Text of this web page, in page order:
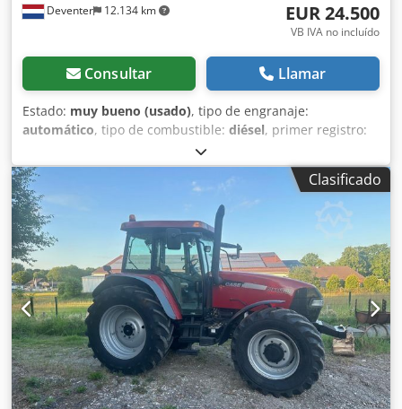
Deventer 12.134 km EUR 24.500
VB IVA no incluído
Consultar Llamar
Estado: muy bueno (usado), tipo de engranaje:
automático, tipo de combustible: diésel, primer registro:
, Año de fabricación:2016
funcionamiento:2.058 h, Equipamiento:cabina, =
Opciones y accesorios adicionales = - Cabina cerrada -
Radio/reproductor de CD = Notas = Pala cargadora CASE
21F XT, fabricada en 2016, con solo 2.058 horas de
funcionamiento. Esta pala cargadora compacta y potente
es de origen alemán y se encuentra en excelentes
condiciones, bien mantenida. La máquina está lista para
su uso inmediato y es ideal para trabajos de excavación,
agricultura, reciclaje, trabajos de pavimentación y en
explotaciones agrícolas. La máquina está equipada con un
acoplamiento rápido hidráulico y una función hidráulica
adicional en la parte delantera. Esto permite utilizar
fácilmente una variedad de implementos. La cómoda
Clasificado